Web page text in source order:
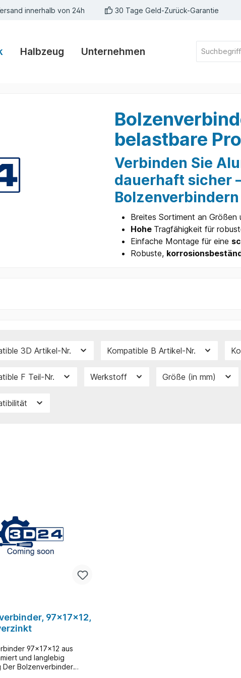
innerhalb von 24h 30 Tage Geld-Zurück-Garantie
Halbzeug Unternehmen
belastbare
Verbinden Sie
dauerhaft sicher
Breites Sortiment an Größen
Hohe Tragfähigkeit für
Einfache Montage für eine
Robuste,
3D Artikel-Nr. Kompatible B Artikel-Nr.
F Teil-Nr. Werkstoff Größe (in mm)
97x17x12,
97x17x12 aus
und langlebig
Der Bolzenverbinder